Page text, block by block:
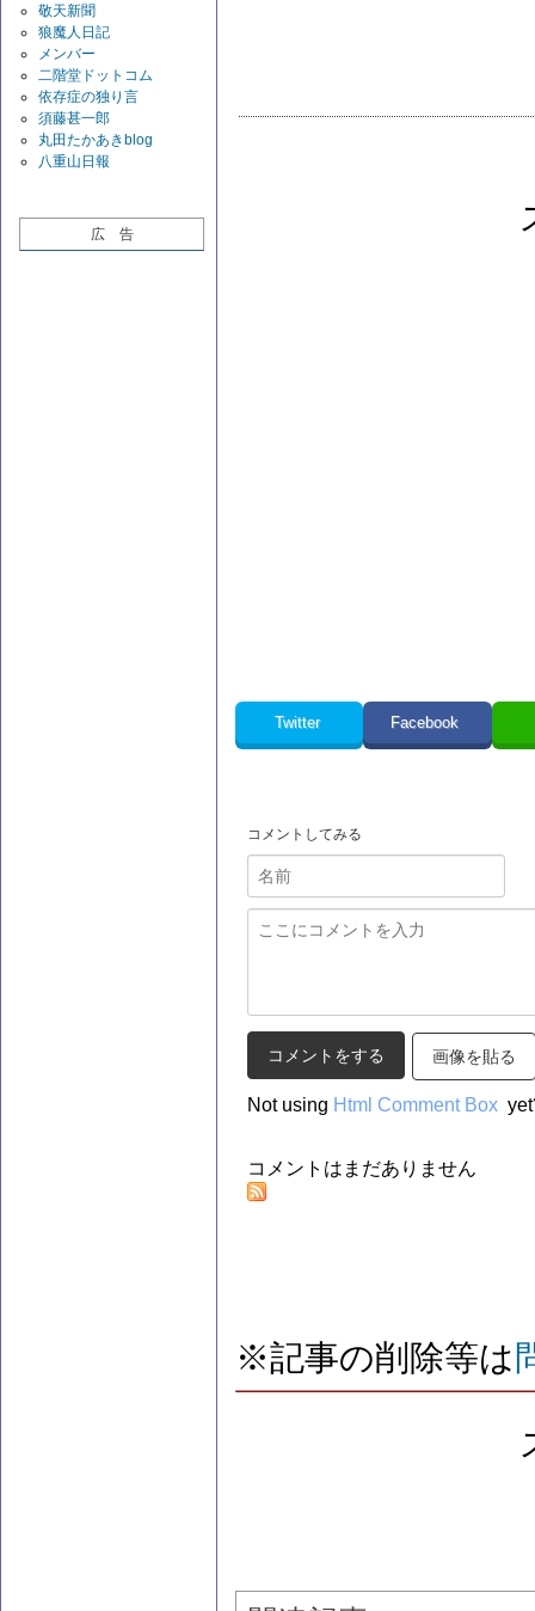
敬天新聞
狼魔人日記
メンバー
二階堂ドットコム
依存症の独り言
須藤甚一郎
丸田たかあきblog
八重山日報
広 告
Twitter Facebook
コメントしてみる
画像を貼る
Not using Html Comment Box
コメントはまだありません
※記事の削除等は